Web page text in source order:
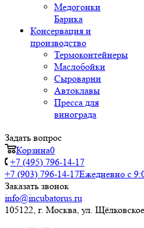
Медогонки
Барика
Консервация и
производство
Термоконтейнеры
Маслобойки
Сыроварни
Автоклавы
Пресса для
винограда
Задать вопрос
Корзина0
+7 (495) 796-14-17
+7 (903) 796-14-17Ежедневно с
Заказать звонок
info@incubatorus.ru
105122, г. Москва, ул.